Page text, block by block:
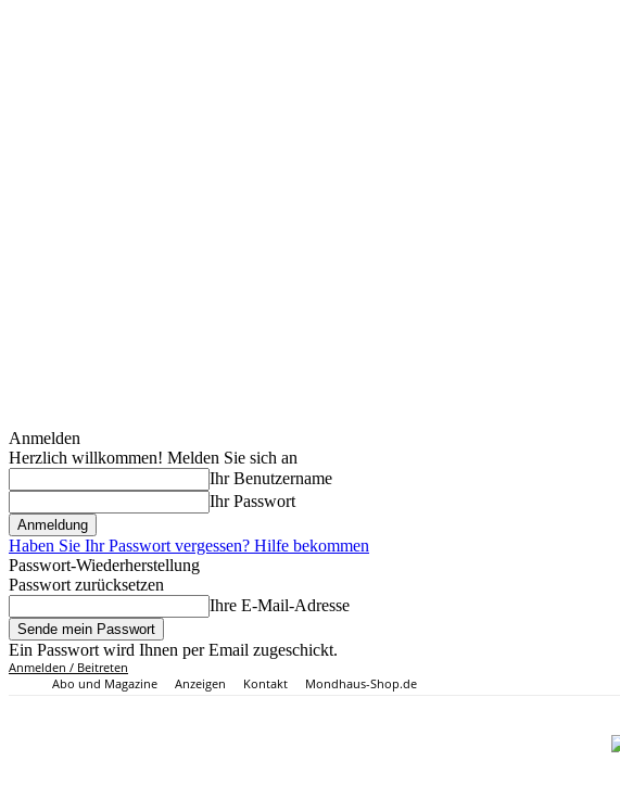
Anmelden
Herzlich willkommen! Melden Sie sich an
Ihr Benutzername
Ihr Passwort
Haben Sie Ihr Passwort vergessen? Hilfe bekommen
Passwort-Wiederherstellung
Passwort zurücksetzen
Ihre E-Mail-Adresse
Ein Passwort wird Ihnen per Email zugeschickt.
Anmelden / Beitreten
Abo und Magazine
Anzeigen Kontakt Mondhaus-Shop.de